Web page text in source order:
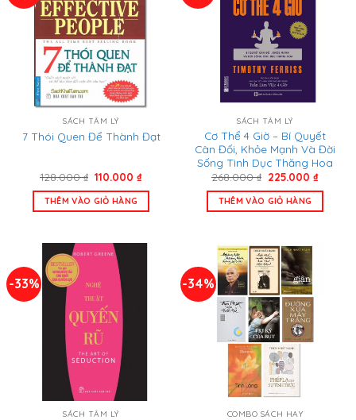
SÁCH TÂM LÝ
7 Thói Quen Để Thành Đạt
128.000₫ Giá
là:
128.000 ₫.
110.000₫Giá
tại
THÊM VÀO GIỎ HÀNG
SÁCH TÂM LÝ
Cơ Thể 4 Giờ – Bí Quyết
Cân Đối, Khỏe Mạnh Và Đời
Sống Tình Dục Thăng Hoa
268.000₫ Giá
là:
268.000 ₫.
225.000₫Giá
tại
THÊM VÀO GIỎ HÀNG
-33%
SÁCH TÂM LÝ
-34%
COMBO SÁCH HAY